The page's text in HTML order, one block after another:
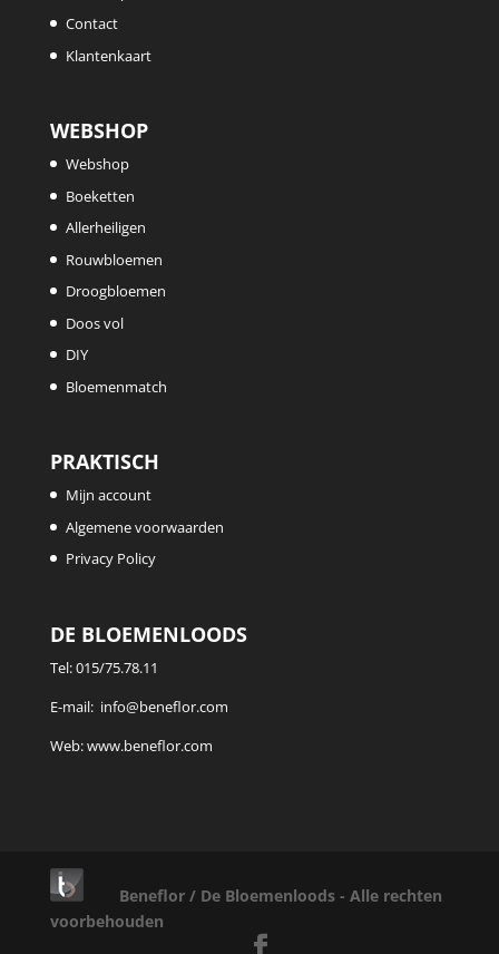
Contact
Klantenkaart
WEBSHOP
Webshop
Boeketten
Allerheiligen
Rouwbloemen
Droogbloemen
Doos vol
DIY
Bloemenmatch
PRAKTISCH
Mijn account
Algemene voorwaarden
Privacy Policy
DE BLOEMENLOODS
Tel:015/75.78.11
E-mail: info@beneflor.com
Web:www.beneflor.com
Beneflor / De Bloemenloods - Alle rechten
voorbehouden